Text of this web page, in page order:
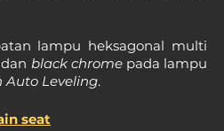
lampu heksagonal multi
black chrome pada lampu
Auto Leveling.
seat